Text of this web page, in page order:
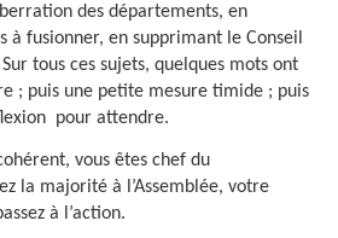
des départements, en
à fusionner, en supprimant le Conseil
tous ces sujets, quelques mots ont
; puis une petite mesure timide ; puis
pour attendre.
vous êtes chef du
la majorité à l’Assemblée, votre
à l’action.